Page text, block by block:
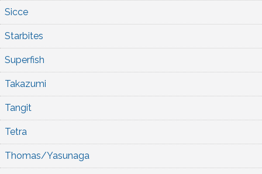
Sicce
Starbites
Superfish
Takazumi
Tangit
Tetra
Thomas/Yasunaga